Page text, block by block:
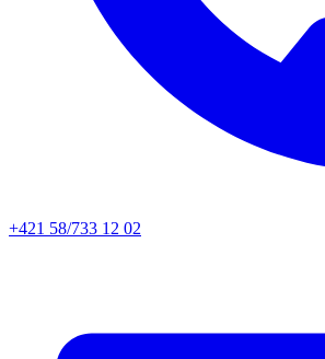
+421 58/733 12 02